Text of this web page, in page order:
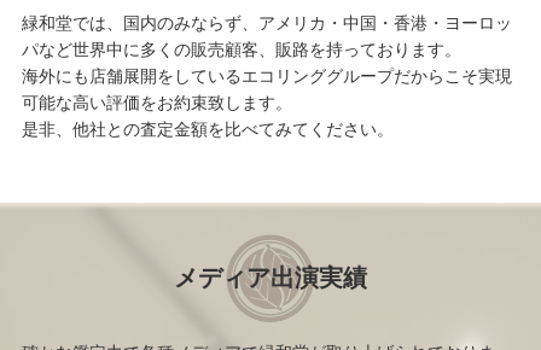
緑和堂では、国内のみならず、アメリカ・中国・香港・ヨーロッ
パなど世界中に多くの販売顧客、販路を持っております。
海外にも店舗展開をしているエコリンググループだからこそ実現
可能な高い評価をお約束致します。
是非、他社との査定金額を比べてみてください。
メディア出演実績